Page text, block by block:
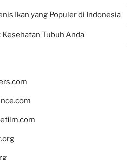
Ikan yang Populer di Indonesia
Tubuh Anda